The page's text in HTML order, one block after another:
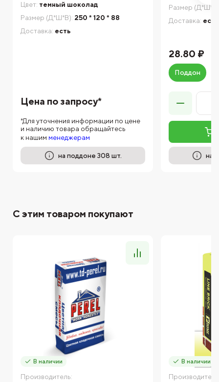
Цвет: темный шоколад
Размер (Д*Ш*В): 250 * 120 * 88
Доставка: есть
Цена по запросу*
*Для уточнения информации по цене
и наличию товара обращайтесь
к нашим менеджерам
на поддоне 308 шт.
Размер
Доставка: есть
28.80 ₽
Поддон
на
С этим товаром покупают
В наличии
Производитель:
В наличии